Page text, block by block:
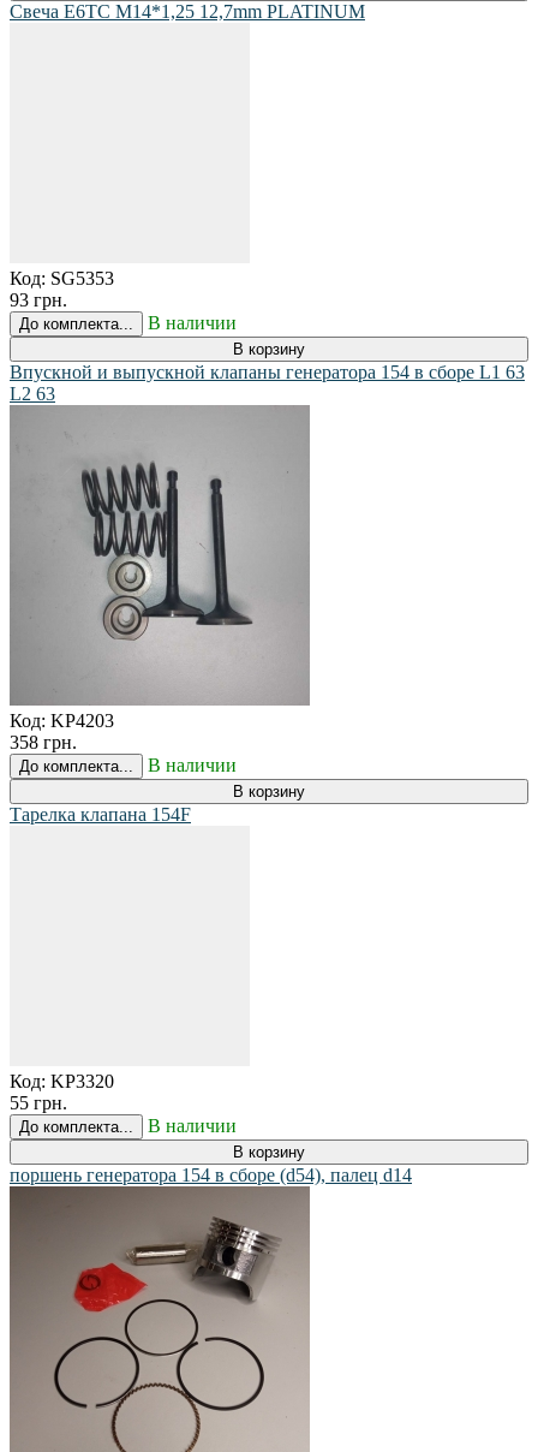
Свеча E6TC M14*1,25 12,7mm PLATINUM
Код: SG5353
93 грн.
До комплекта... В наличии
В корзину
Впускной и выпускной клапаны генератора 154 в сборе L1 63
L2 63
Код: KP4203
358 грн.
До комплекта... В наличии
В корзину
Тарелка клапана 154F
Код: KP3320
55 грн.
До комплекта... В наличии
В корзину
поршень генератора 154 в сборе (d54), палец d14